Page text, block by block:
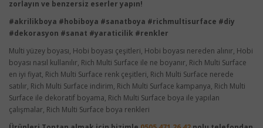
zorlayın ve benzersiz eserler yapın!
#akrilikboya #hobiboya #sanatboya #richmultisurface #diy
#dekorasyon #sanat #yaraticilik #renkler
Multi yüzey boyası, Hobi boyası çeşitleri, Hobi boyası nereden alınır, Hobi
boyası nasıl kullanılır, Rich Multi Surface ile ne boyanır, Rich Multi Surface
en iyi fiyat, Rich Multi Surface renk çeşitleri, Rich Multi Surface nerede
satılır, Rich Multi Surface indirim, Rich Multi Surface kampanya, Rich Multi
Surface ile dekoratif boyama, Rich Multi Surface boya ile yapılan
çalışmalar, Rich Multi Surface boya renkleri